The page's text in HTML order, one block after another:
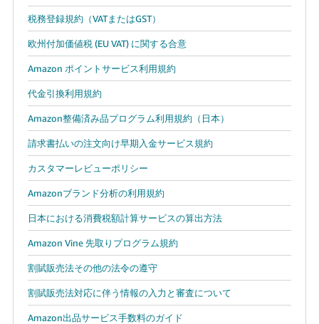
税務登録規約（VATまたはGST）
欧州付加価値税 (EU VAT) に関する合意
Amazon ポイントサービス利用規約
代金引換利用規約
Amazon整備済み品プログラム利用規約（日本）
請求書払いの注文向け早期入金サービス規約
カスタマーレビューポリシー
Amazonブランド分析の利用規約
日本における消費税額計算サービスの算出方法
Amazon Vine 先取りプログラム規約
割賦販売法その他の法令の遵守
割賦販売法対応に伴う情報の入力と審査について
Amazon出品サービス手数料のガイド